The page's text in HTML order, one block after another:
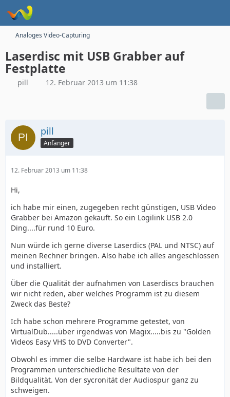
Analoges Video-Capturing
Laserdisc mit USB Grabber auf
Festplatte
pill 12. Februar 2013 um 11:38
pill
Anfänger
12. Februar 2013 um 11:38
Hi,
ich habe mir einen, zugegeben recht günstigen, USB Video
Grabber bei Amazon gekauft. So ein Logilink USB 2.0
Ding....für rund 10 Euro.
Nun würde ich gerne diverse Laserdics (PAL und NTSC) auf
meinen Rechner bringen. Also habe ich alles angeschlossen
und installiert.
Über die Qualität der aufnahmen von Laserdiscs brauchen
wir nicht reden, aber welches Programm ist zu diesem
Zweck das Beste?
Ich habe schon mehrere Programme getestet, von
VirtualDub.....über irgendwas von Magix.....bis zu "Golden
Videos Easy VHS to DVD Converter".
Obwohl es immer die selbe Hardware ist habe ich bei den
Programmen unterschiedliche Resultate von der
Bildqualität. Von der sycronität der Audiospur ganz zu
schweigen.